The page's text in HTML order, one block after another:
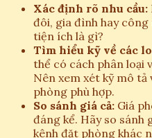
Xác định rõ nhu cầu:
đôi, gia đình hay công
tiện ích là gì?
Tìm hiểu kỹ về các
thể có cách phân loại
Nên xem xét kỹ mô tả
phòng phù hợp.
So sánh giá cả: Giá
đáng kể. Hãy so sánh
kênh đặt phòng khác